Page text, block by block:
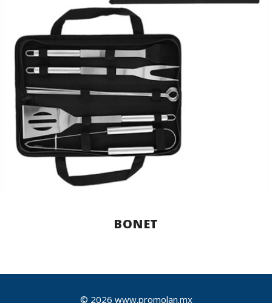
BONET
© 2026 www.promolan.mx